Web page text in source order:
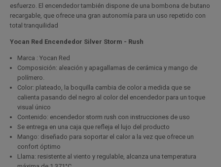
esfuerzo. El encendedor también dispone de una bombona de butano
recargable, que ofrece una gran autonomía para un uso repetido con
total tranquilidad
Yocan Red Encendedor Silver Storm - Rush
Marca : Yocan Red
Composición: aleación y apagallamas de cerámica y mango de
polímero.
Color: plateado, la boquilla cambia de color a medida que se
calienta pasando del negro al color del encendedor para un toque
visual único
Contenido: encendedor storm rush con instrucciones de uso
Se entrega en una caja que refleja el lujo del producto
Mango: diseñado para soportar el calor a la vez que ofrece un
confort óptimo
Llama: resistente al viento y regulable, alcanza una temperatura